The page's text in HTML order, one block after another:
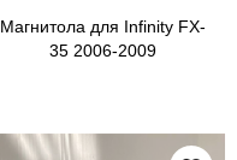
Магнитола для Infinity FX-
35 2006-2009